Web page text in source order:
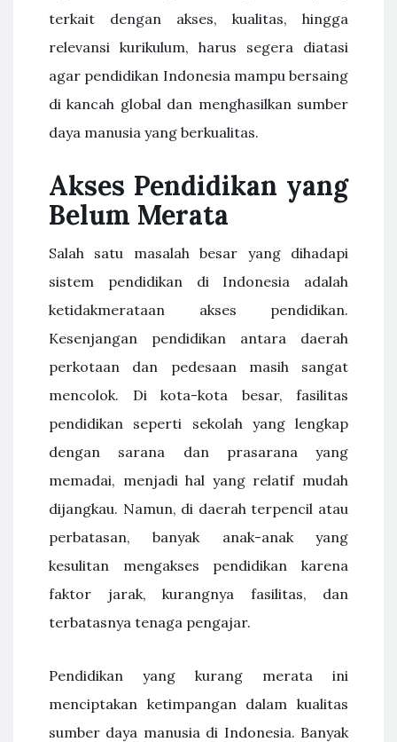
terkait dengan akses, kualitas, hingga
relevansi kurikulum, harus segera diatasi
agar pendidikan Indonesia mampu bersaing
di kancah global dan menghasilkan sumber
daya manusia yang berkualitas.
Akses Pendidikan yang
Belum Merata
Salah satu masalah besar yang dihadapi
sistem pendidikan di Indonesia adalah
ketidakmerataan akses pendidikan.
Kesenjangan pendidikan antara daerah
perkotaan dan pedesaan masih sangat
mencolok. Di kota-kota besar, fasilitas
pendidikan seperti sekolah yang lengkap
dengan sarana dan prasarana yang
memadai, menjadi hal yang relatif mudah
dijangkau. Namun, di daerah terpencil atau
perbatasan, banyak anak-anak yang
kesulitan mengakses pendidikan karena
faktor jarak, kurangnya fasilitas, dan
terbatasnya tenaga pengajar.
Pendidikan yang kurang merata ini
menciptakan ketimpangan dalam kualitas
sumber daya manusia di Indonesia. Banyak